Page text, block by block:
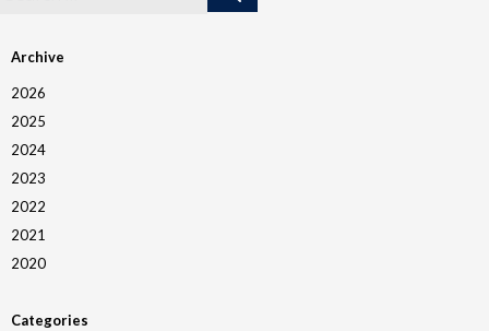
Archive
2026
2025
2024
2023
2022
2021
2020
Categories